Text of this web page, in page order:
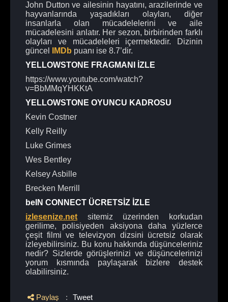
John Dutton ve ailesinin hayatını, arazilerinde ve
hayvanlarında yaşadıkları olayları, diğer
insanlarla olan mücadelelerini ve aile
mücadelesini anlatır. Her sezon, birbirinden farklı
olayları ve mücadeleleri içermektedir. Dizinin
güncel
IMDb puanı ise 8.7’dir.
YELLOWSTONE FRAGMANI İZLE
https://www.youtube.com/watch?
v=BbMMqYHKKtA
YELLOWSTONE OYUNCU KADROSU
Kevin Costner
Kelly Reilly
Luke Grimes
Wes Bentley
Kelsey Asbille
Brecken Merrill
beIN CONNECT ÜCRETSİZ İZLE
izlesenize.net sitemiz üzerinden korkudan
gerilime, polisiyeden aksiyona daha yüzlerce
çeşit filmi ve televizyon dizsini ücretsiz olarak
izleyebilirsiniz. Bu konu hakkında düşünceleriniz
nedir? Sizlerde görüşlerinizi ve düşüncelerinizi
yorum kısmında paylaşarak bizlere destek
olabilirsiniz.
Paylaş : Tweet